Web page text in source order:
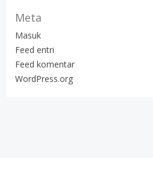
Meta
Masuk
Feed entri
Feed komentar
WordPress.org